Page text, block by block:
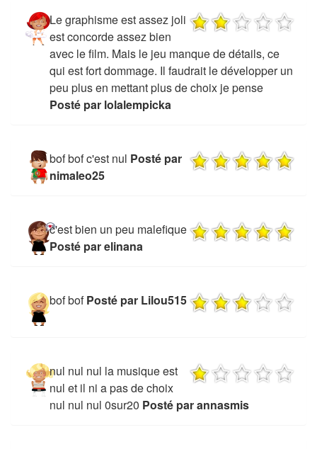
Le graphisme est assez joli
est concorde assez bien
avec le film. Mais le jeu manque de détails, ce
qui est fort dommage. Il faudrait le développer un
peu plus en mettant plus de choix je pense
Posté par lolalempicka
bof bof c'est nul Posté par
nimaleo25
c'est bien un peu malefique
Posté par elinana
bof bof Posté par Lilou515
nul nul nul la musique est
nul et il ni a pas de choix
nul nul nul 0sur20 Posté par annasmis